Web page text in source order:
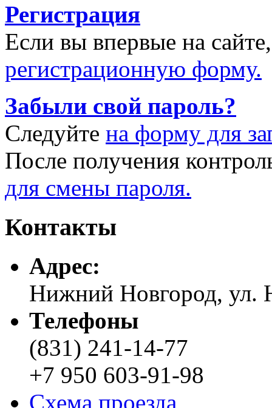
Регистрация
Если вы впервые на
регистрационную форму.
Забыли свой пароль?
Следуйте на форму для
После получения
для смены пароля.
Контакты
Адреc:
Нижний Новгород, ул.
Телефоны
(831) 241-14-77
+7 950 603-91-98
Схема проезда